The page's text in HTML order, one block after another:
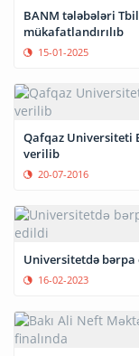
BANM tələbələri
mükafatlandırılıb
15-01-2025
Qafqaz Universiteti
verilib
20-07-2016
Universitetdə
16-02-2023